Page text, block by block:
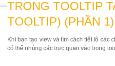
TRONG TOOLTIP
TOOLTIP) (PHẦN 1)
Khi bạn tạo view và tìm cách tiết lộ các
có thể nhúng các trực quan vào trong